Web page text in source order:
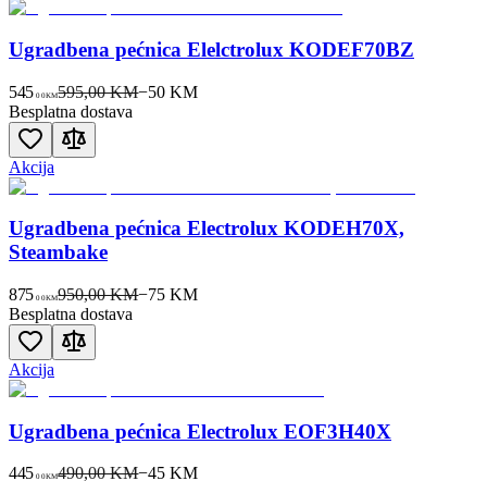
Ugradbena pećnica Elelctrolux KODEF70BZ
545 00KM595,00 KM−50 KM
Besplatna dostava
Akcija
Ugradbena pećnica Electrolux KODEH70X,
Steambake
875 00KM950,00 KM−75 KM
Besplatna dostava
Akcija
Ugradbena pećnica Electrolux EOF3H40X
445 00KM490,00 KM−45 KM